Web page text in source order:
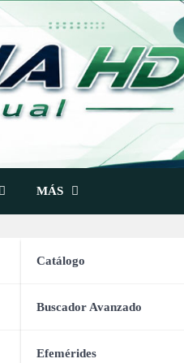
MÁS
Catálogo
Buscador Avanzado
Efemérides